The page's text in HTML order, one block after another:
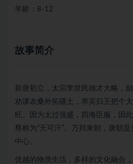
年龄：8-12
故事简介
新唐初立，太宗李世民雄才大略，
劝课农桑外拓疆土，率宾归王把个
旺。因为太过强盛，四海臣服，因
尊称为“天可汗”。万邦来朝，唐朝
中心。
优越的物质生活，多样的文化融合